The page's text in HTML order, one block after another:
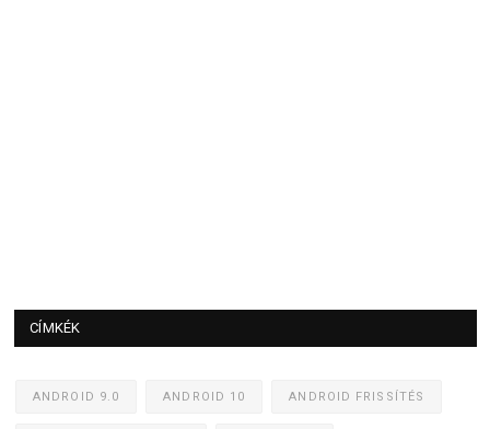
CÍMKÉK
ANDROID 9.0 ANDROID 10 ANDROID FRISSÍTÉS